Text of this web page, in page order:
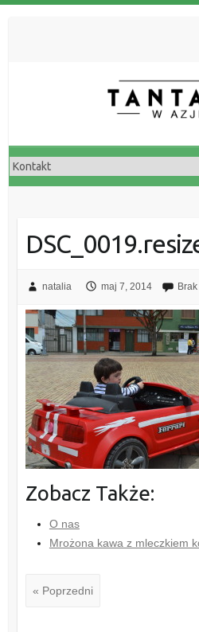
natalia maj 7, 2014
Zobacz Także:
O nas
Mrożona kawa z mleczkiem
« Poprzedni